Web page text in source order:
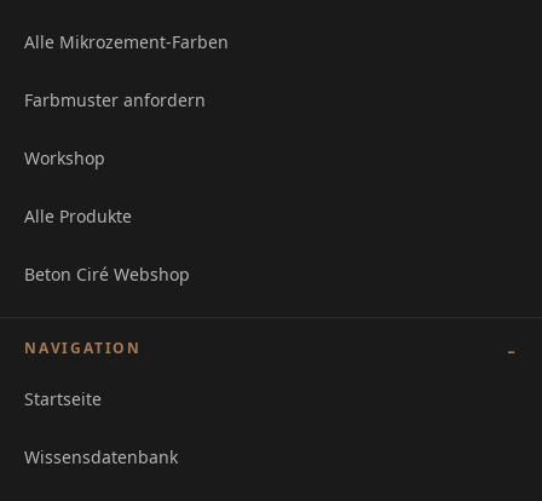
Alle Mikrozement-Farben
Farbmuster anfordern
Workshop
Alle Produkte
Beton Ciré Webshop
NAVIGATION
Startseite
Wissensdatenbank